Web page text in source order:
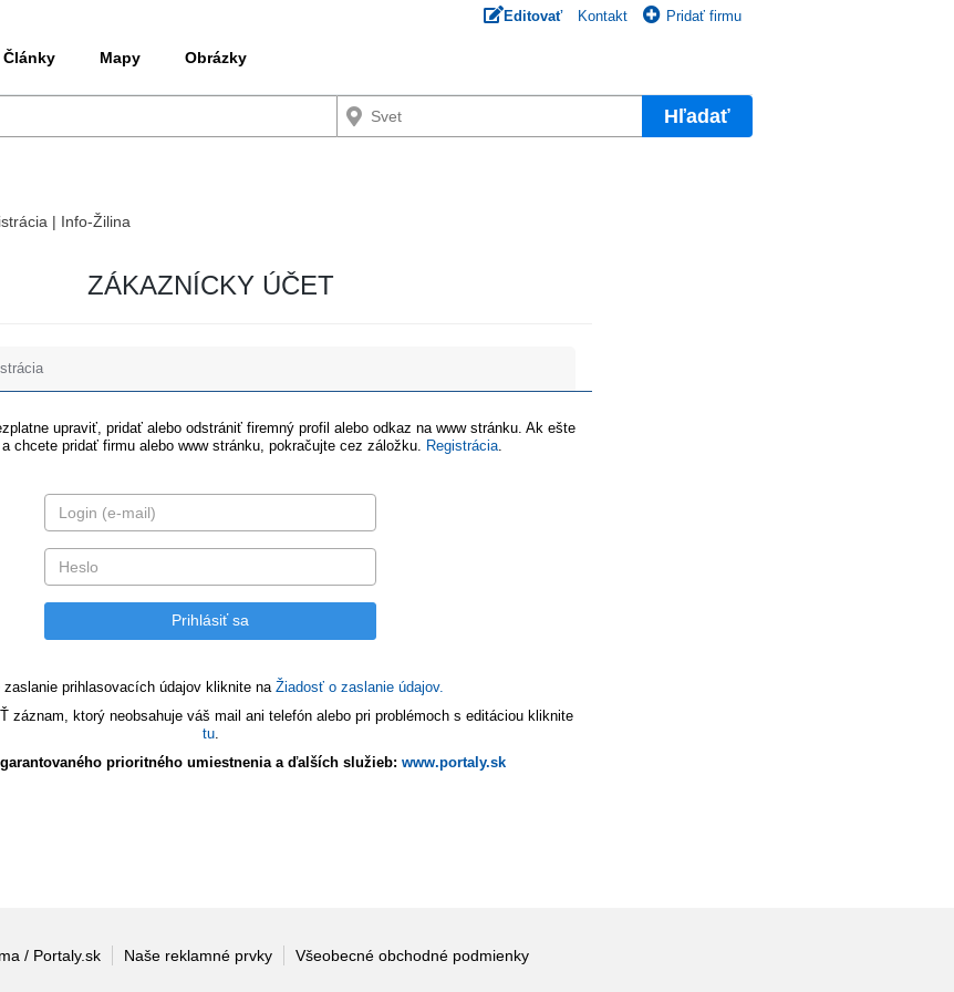
Editovať Kontakt Pridať firmu
Články Mapy Obrázky
Hľadať
| Info-Žilina
ZÁKAZNÍCKY ÚČET
upraviť, pridať alebo odstrániť firemný profil alebo odkaz na www stránku. Ak ešte
chcete pridať firmu alebo www stránku, pokračujte cez záložku.
Registrácia
zaslanie prihlasovacích údajov kliknite na Žiadosť o zaslanie údajov.
záznam, ktorý neobsahuje váš mail ani telefón alebo pri problémoch s editáciou kliknite
tu.
prioritného umiestnenia a ďalších služieb: www.portaly.sk
/ Portaly.sk Naše reklamné prvky Všeobecné obchodné podmienky